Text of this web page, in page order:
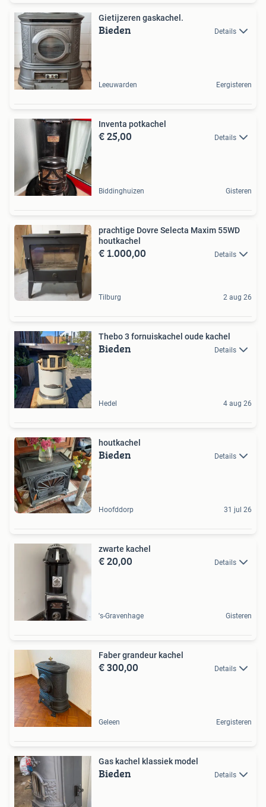
Gietijzeren gaskachel.
Bieden Details
Leeuwarden Eergisteren
Inventa potkachel
€ 25,00 Details
Biddinghuizen Gisteren
prachtige Dovre Selecta Maxim 55WD
houtkachel
€ 1.000,00 Details
Tilburg 2 aug 26
Thebo 3 fornuiskachel oude kachel
Bieden Details
Hedel 4 aug 26
houtkachel
Bieden Details
Hoofddorp 31 jul 26
zwarte kachel
€ 20,00 Details
's-Gravenhage Gisteren
Faber grandeur kachel
€ 300,00 Details
Geleen Eergisteren
Gas kachel klassiek model
Bieden Details